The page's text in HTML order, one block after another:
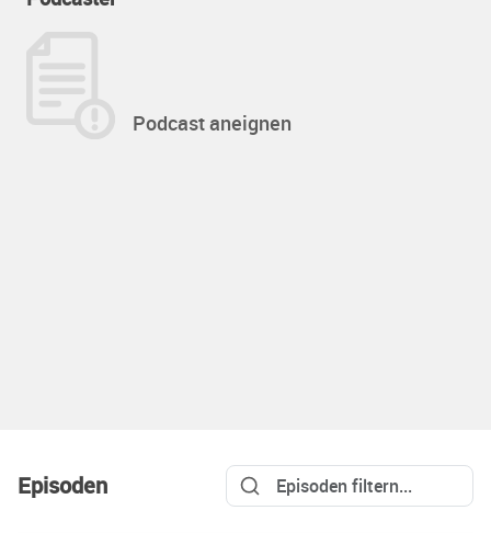
Podcast aneignen
Episoden